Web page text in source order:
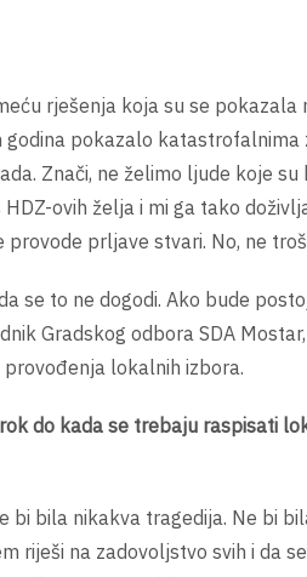
rješenja koja su se pokazala
pokazalo katastrofalnima
Znači, ne želimo ljude koje su
ovih želja i mi ga tako
prljave stvari. No, ne
se to ne dogodi. Ako bude
Gradskog odbora SDA
lokalnih izbora.
do kada se trebaju raspisati
bi bila nikakva tragedija. Ne bi
riješi na zadovoljstvo svih i da